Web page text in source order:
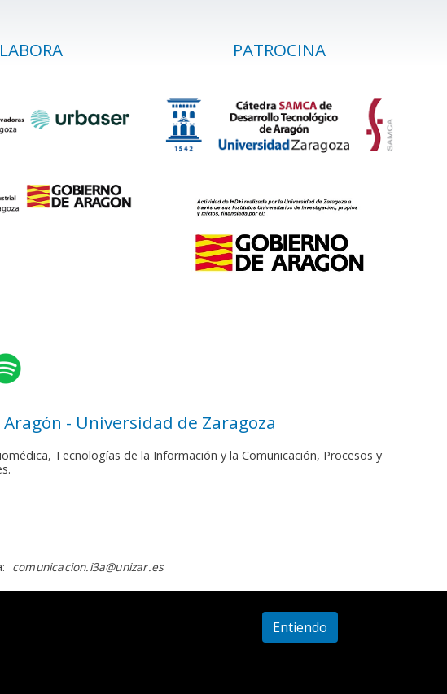
PATROCINA
- Universidad de Zaragoza
Tecnologías de la Información y la Comunicación, Procesos y
comunicacion.i3a@unizar.es
Entiendo